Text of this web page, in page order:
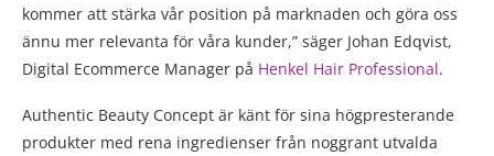
kommer att stärka vår position på marknaden och göra oss
ännu mer relevanta för våra kunder,” säger Johan Edqvist,
Digital Ecommerce Manager på Henkel Hair Professional.
Authentic Beauty Concept är känt för sina högpresterande
produkter med rena ingredienser från noggrant utvalda